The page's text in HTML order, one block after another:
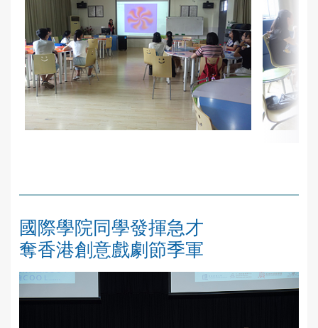
國際學院同學發揮急才
奪香港創意戲劇節季軍